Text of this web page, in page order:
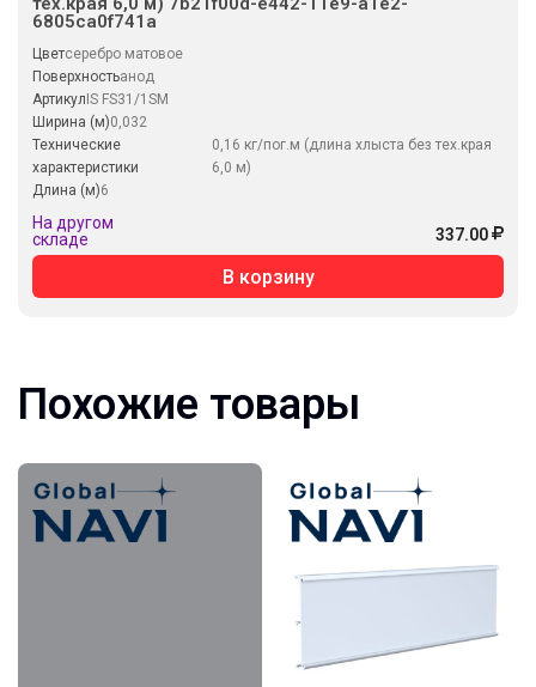
6805ca0f741a
Цветсеребро матовое
Поверхностьанод
Артикул IS FS31/1SM
Ширина (м)0,032
Технические
характеристики
0,16 кг/пог.м (длина хлыста без тех.края
6,0 м)
Длина (м)6
На другом
складе
337.00
В корзину
Похожие товары